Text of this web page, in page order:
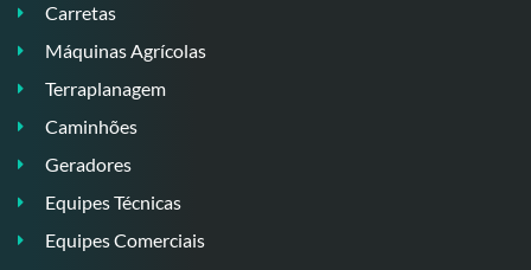
Carretas
Máquinas Agrícolas
Terraplanagem
Caminhões
Geradores
Equipes Técnicas
Equipes Comerciais